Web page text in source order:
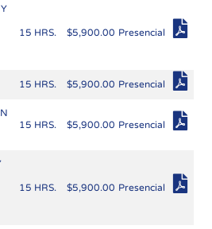
15 HRS. $5,900.00 Presencial
15 HRS. $5,900.00 Presencial
15 HRS. $5,900.00 Presencial
15 HRS. $5,900.00 Presencial